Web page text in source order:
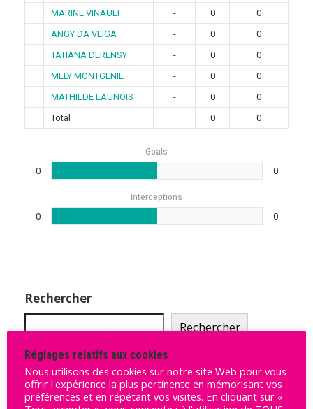
MARINE VINAULT
- 0
0
ANGY DA VEIGA
- 0
0
TATIANA DERENSY
- 0
0
MELY MONTGENIE
- 0
0
MATHILDE LAUNOIS
- 0
0
Total
0 0
Goals
0 0
Interceptions
0 0
Rechercher
Rechercher
Ligue Butagaz 2025-2026
Réglages relatifs aux cookies
Nous utilisons des cookies sur notre site Web pour vous
offrir l'expérience la plus pertinente en mémorisant vos
préférences et en répétant vos visites. En cliquant sur «